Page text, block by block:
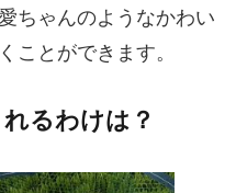
ちゃんのようなかわい
ことができます。
るわけは？